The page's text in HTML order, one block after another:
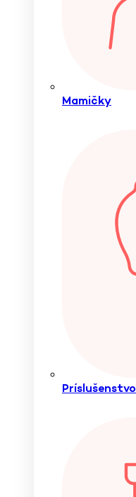
Mamičky
Príslušenstvo